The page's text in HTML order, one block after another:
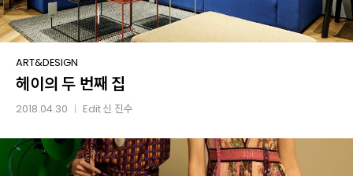
헤이의
두
번째
ART&DESIGN
헤이의 두 번째 집
2018.04.30 Edit신 진수